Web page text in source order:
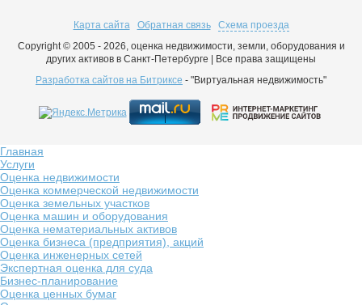
Карта сайта Обратная связь
Схема проезда
Copyright © 2005 - 2026, оценка недвижимости, земли, оборудования и
других активов в Санкт-Петербурге | Все права защищены
Разработка сайтов на Битриксе - "Виртуальная недвижимость"
Главная
Услуги
Оценка недвижимости
Оценка коммерческой недвижимости
Оценка земельных участков
Оценка машин и оборудования
Оценка нематериальных активов
Оценка бизнеса (предприятия), акций
Оценка инженерных сетей
Экспертная оценка для суда
Бизнес-планирование
Оценка ценных бумаг